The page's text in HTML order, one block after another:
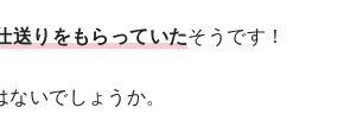
送りをもらっていたそうです！
いでしょうか。